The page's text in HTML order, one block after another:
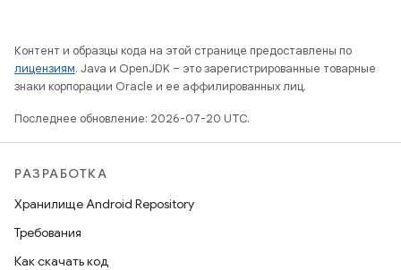
Контент и образцы кода на этой странице предоставлены по
лицензиям. Java и OpenJDK – это зарегистрированные товарные
знаки корпорации Oracle и ее аффилированных лиц.
Последнее обновление: 2026-07-20 UTC.
РАЗРАБОТКА
Хранилище Android Repository
Требования
Как скачать код